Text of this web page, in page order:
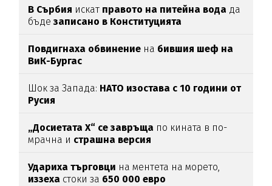
В Сърбия искат правото на питейна вода да
бъде записано в Конституцията
Повдигнаха обвинение на бившия шеф на
ВиК-Бургас
Шок за Запада: НАТО изостава с 10 години от
Русия
„Досиетата Х“ се завръща по кината в по-
мрачна и страшна версия
Удариха търговци на ментета на морето,
иззеха стоки за 650 000 евро